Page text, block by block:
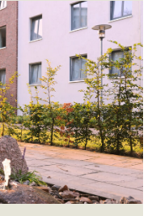
Inhalte von YouTube
Cookie Laufzeit:
bis zu 18 Monate
Brevo Newsletter
Anbieter:
Sendinblue GmbH
Zweck:
Dient zur Darstellung der